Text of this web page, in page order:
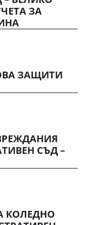
ЗА
ЗАЩИТИ
СЪД –
КОЛЕДНО